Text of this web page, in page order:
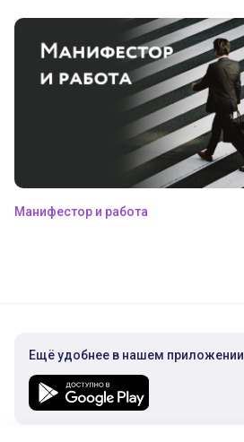
Манифестор и работа
Ещё удобнее в нашем приложении